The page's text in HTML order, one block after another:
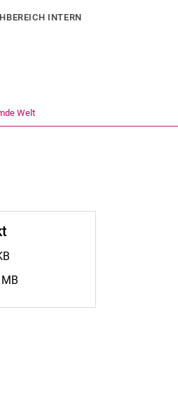
INTERN
Welt